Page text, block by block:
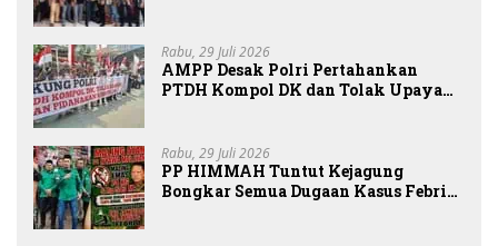
Rabu, 29 Juli 2026
AMPP Desak Polri Pertahankan
PTDH Kompol DK dan Tolak Upaya
Rabu, 29 Juli 2026
PP HIMMAH Tuntut Kejagung
Bongkar Semua Dugaan Kasus Febrie